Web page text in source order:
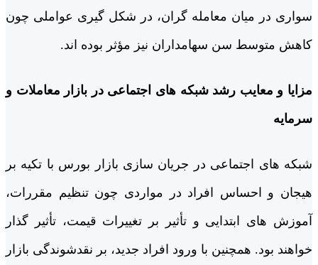
سواری در میان معامله­ گران، در شکل گیری عواملی چون
کاهش متوسط سن سهامداران نیز مؤثر بوده اند.
مزایا و معایب رشد شبکه­ های اجتماعی در بازار معاملات و
سرمایه
شبکه ­های اجتماعی در جریان سازی بازار بورس با تکیه بر
هیجان و احساس افراد در مواردی چون تنظیم مقررات،
آموزش­­ های ابتدایی و تأثیر بر تغییرات قیمت، تأثیر گذار
خواهند بود. همچنین با ورود افراد جدید، بر نقدشوندگی بازار